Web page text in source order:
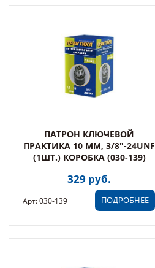
ПАТРОН КЛЮЧЕВОЙ
ПРАКТИКА 10 ММ, 3/8"-24UNF
(1ШТ.) КОРОБКА (030-139)
329 руб.
ПОДРОБНЕЕ
Арт: 030-139